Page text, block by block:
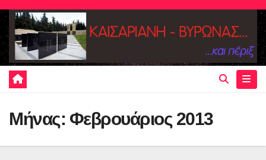
Skip
content
Μήνας: Φεβρουάριος 2013